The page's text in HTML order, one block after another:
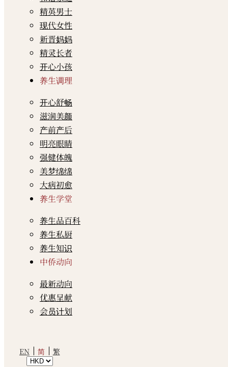
精英男士
现代女性
新晋妈妈
精灵长者
开心小孩
养生调理
开心舒畅
滋润美颜
产前产后
明亮眼睛
强健体魄
美梦绵绵
大病初愈
养生学堂
养生品百科
养生私厨
养生知识
中侨动向
最新动向
优惠呈献
会员计划
EN 简 繁